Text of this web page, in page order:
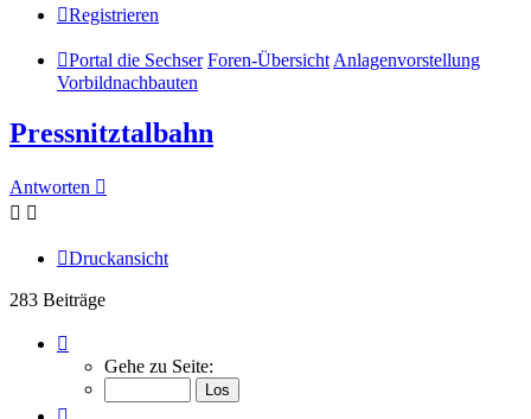
Registrieren
Portal die Sechser Foren-Übersicht Anlagenvorstellung
Vorbildnachbauten
Pressnitztalbahn
Antworten
Druckansicht
283 Beiträge
von
Gehe zu Seite: